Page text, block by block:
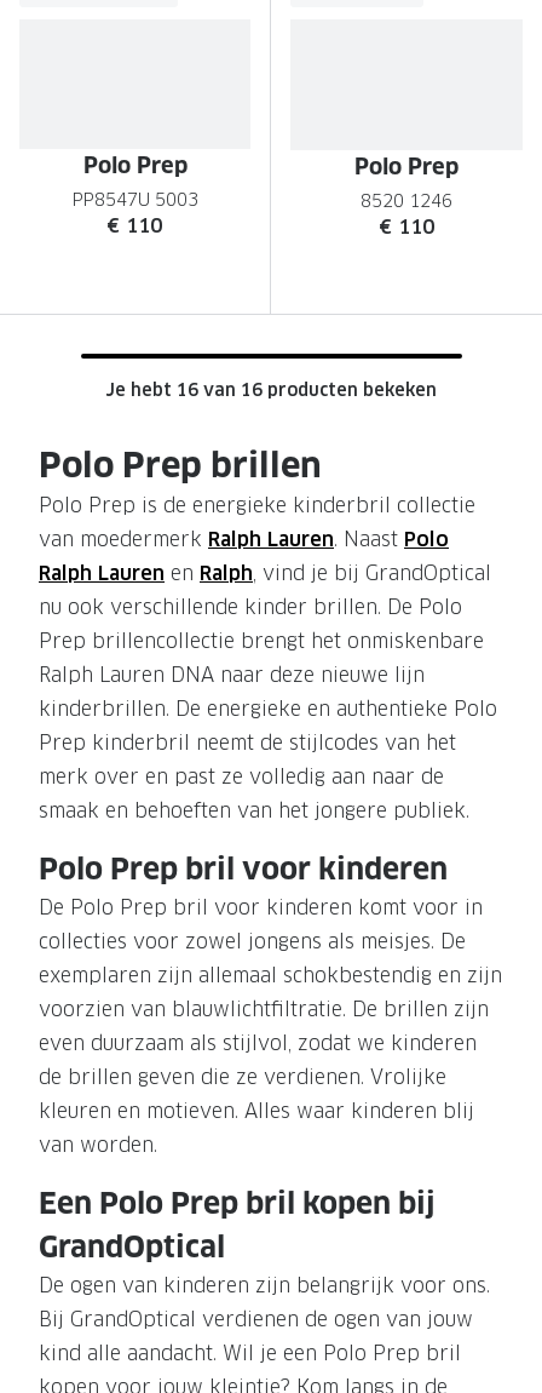
Polo Prep
PP8547U 5003
€ 110
Polo Prep
8520 1246
€ 110
Je hebt 16 van 16 producten bekeken
Polo Prep brillen
Polo Prep is de energieke kinderbril collectie
van moedermerk Ralph Lauren. Naast Polo
Ralph Lauren en Ralph, vind je bij GrandOptical
nu ook verschillende kinder brillen. De Polo
Prep brillencollectie brengt het onmiskenbare
Ralph Lauren DNA naar deze nieuwe lijn
kinderbrillen. De energieke en authentieke Polo
Prep kinderbril neemt de stijlcodes van het
merk over en past ze volledig aan naar de
smaak en behoeften van het jongere publiek.
Polo Prep bril voor kinderen
De Polo Prep bril voor kinderen komt voor in
collecties voor zowel jongens als meisjes. De
exemplaren zijn allemaal schokbestendig en zijn
voorzien van blauwlichtfiltratie. De brillen zijn
even duurzaam als stijlvol, zodat we kinderen
de brillen geven die ze verdienen. Vrolijke
kleuren en motieven. Alles waar kinderen blij
van worden.
Een Polo Prep bril kopen bij
GrandOptical
De ogen van kinderen zijn belangrijk voor ons.
Bij GrandOptical verdienen de ogen van jouw
kind alle aandacht. Wil je een Polo Prep bril
kopen voor jouw kleintje? Kom langs in de